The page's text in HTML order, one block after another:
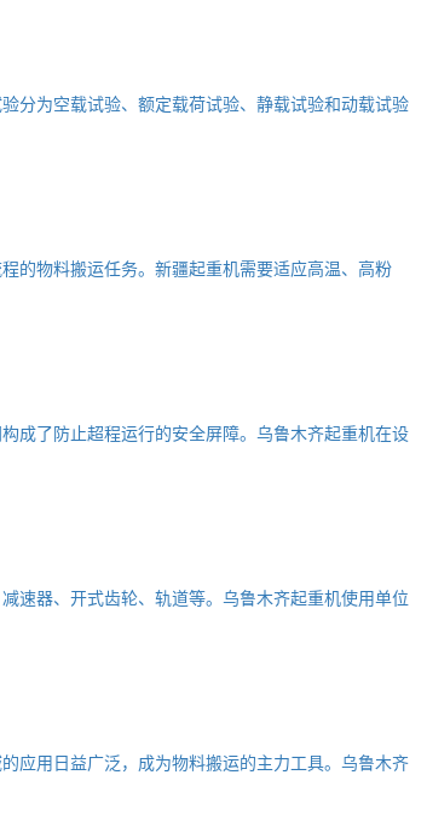
分为空载试验、额定载荷试验、静载试验和动载试验
的物料搬运任务。新疆起重机需要适应高温、高粉
成了防止超程运行的安全屏障。乌鲁木齐起重机在设
速器、开式齿轮、轨道等。乌鲁木齐起重机使用单位
应用日益广泛，成为物料搬运的主力工具。乌鲁木齐